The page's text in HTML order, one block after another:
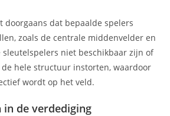
doorgaans dat bepaalde spelers
zoals de centrale middenvelder en
sleutelspelers niet beschikbaar zijn of
hele structuur instorten, waardoor
wordt op het veld.
in de verdediging